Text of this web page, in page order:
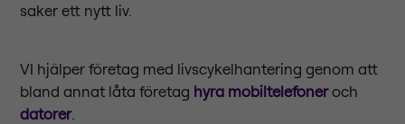
saker ett nytt liv.
VI hjälper företag med livscykelhantering genom att
bland annat låta företag hyra mobiltelefoneroch
datorer.